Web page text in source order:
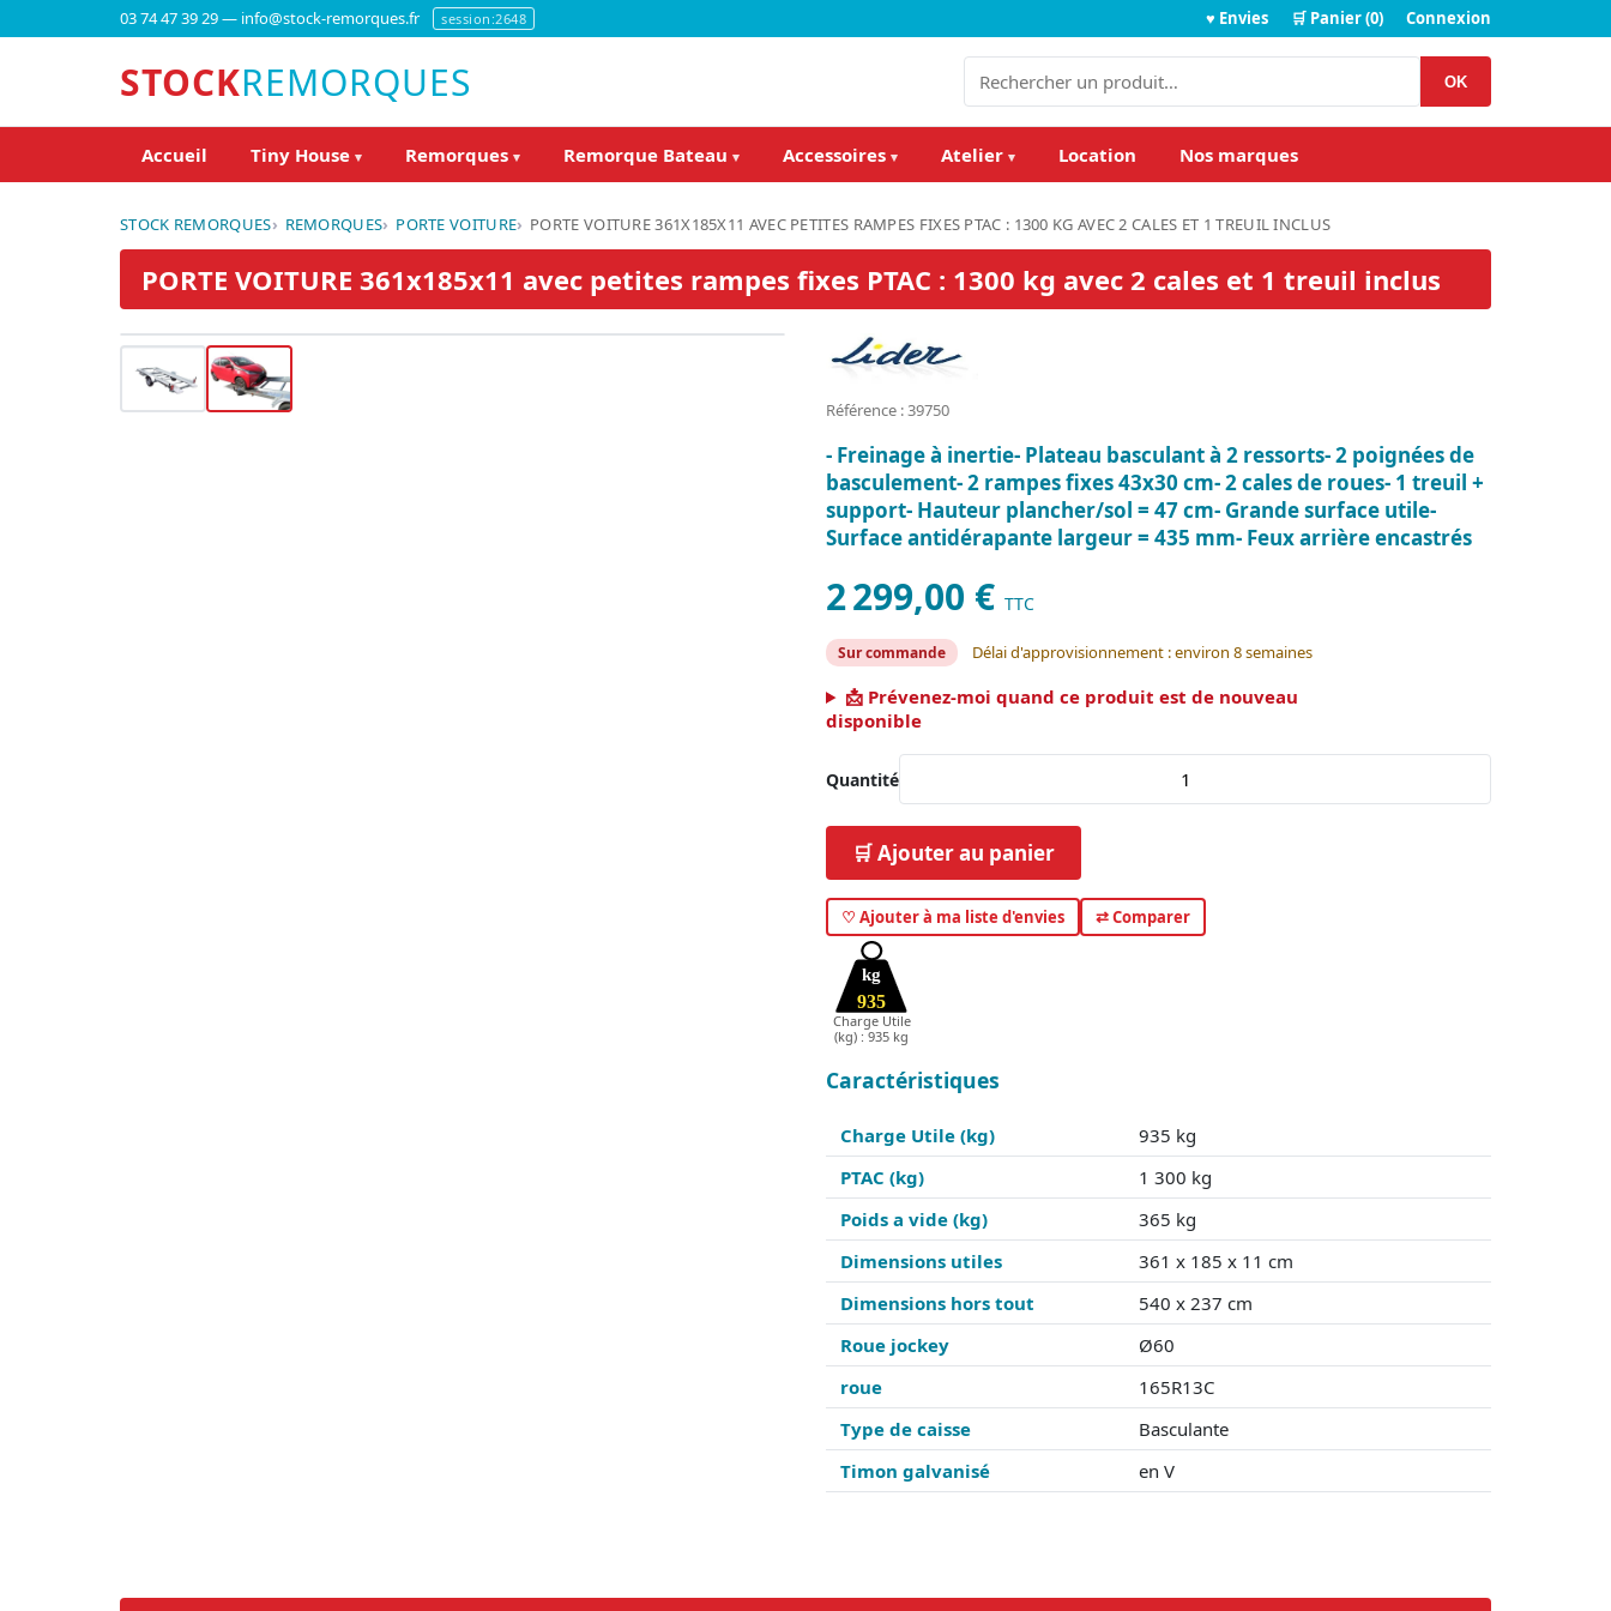
03 74 47 39 29 — info@stock-remorques.fr session:2648 ♥ Envies 🛒 Panier (0) Connexion
STOCKREMORQUES OK
Accueil Tiny House ▾ Remorques ▾ Remorque Bateau ▾ Accessoires ▾ Atelier ▾ Location Nos marques
STOCK REMORQUES REMORQUES PORTE VOITURE PORTE VOITURE 361X185X11 AVEC PETITES RAMPES FIXES PTAC : 1300 KG AVEC 2 CALES ET 1 TREUIL INCLUS
PORTE VOITURE 361x185x11 avec petites rampes fixes PTAC : 1300 kg avec 2 cales et 1 treuil inclus
Référence : 39750
- Freinage à inertie- Plateau basculant à 2 ressorts- 2 poignées de
basculement- 2 rampes fixes 43x30 cm- 2 cales de roues- 1 treuil +
support- Hauteur plancher/sol = 47 cm- Grande surface utile-
Surface antidérapante largeur = 435 mm- Feux arrière encastrés
2 299,00 € TTC
Sur commande Délai d'approvisionnement : environ 8 semaines
📩 Prévenez-moi quand ce produit est de nouveau
disponible
Quantité
🛒 Ajouter au panier
♡ Ajouter à ma liste d'envies ⇄ Comparer
935
kg
Charge Utile
(kg) : 935 kg
Caractéristiques
Charge Utile (kg)
935 kg
PTAC (kg)
1 300 kg
Poids a vide (kg)
365 kg
Dimensions utiles
361 x 185 x 11 cm
Dimensions hors tout
540 x 237 cm
Roue jockey
Ø60
roue
165R13C
Type de caisse
Basculante
Timon galvanisé
en V